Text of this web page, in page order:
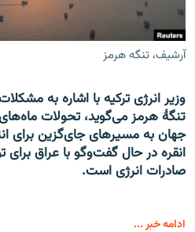
آرشیف، تنگه هرمز
وزیر انرژی ترکیه با اشاره به
تنگۀ هرمز می‌گوید، تحولات
جهان به مسیرهای جای‌گزین برای
انقره در حال گفت‌وگو با عراق
صادرات انرژی است.
ادامه خبر ...